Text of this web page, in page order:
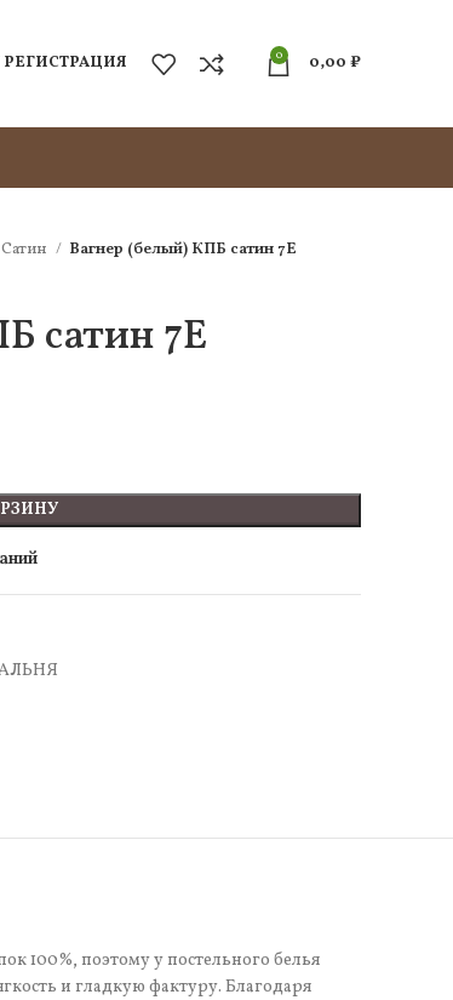
0 0,00 ₽
Сатин Вагнер (белый) КПБ сатин 7Е
сатин 7Е
100%, поэтому у постельного белья
и гладкую фактуру. Благодаря